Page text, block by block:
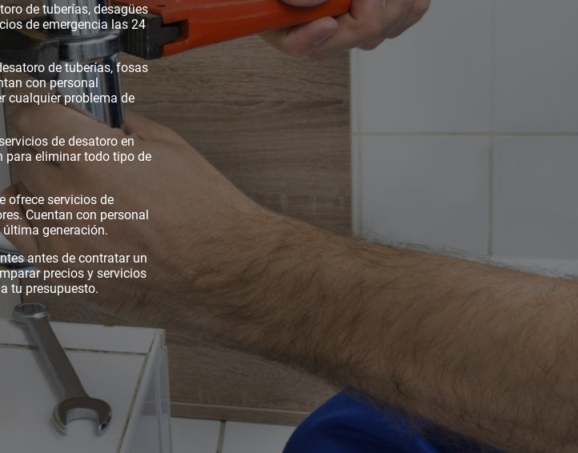
de tuberías, desagües
de emergencia las 24
de tuberías, fosas
con personal
cualquier problema de
de desatoro en
para eliminar todo tipo de
ofrece servicios de
Cuentan con personal
generación.
antes de contratar un
precios y servicios
tu presupuesto.